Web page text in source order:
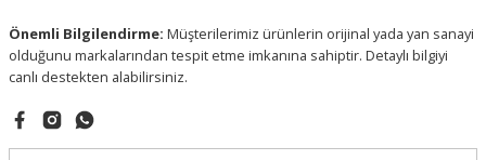
Önemli Bilgilendirme: Müşterilerimiz ürünlerin orijinal yada yan sanayi
olduğunu markalarından tespit etme imkanına sahiptir. Detaylı bilgiyi
canlı destekten alabilirsiniz.